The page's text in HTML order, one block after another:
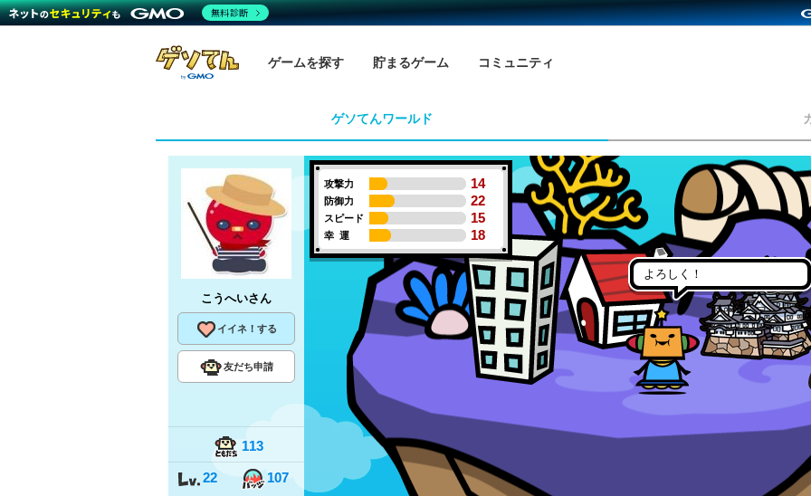
ゲームを探す 貯まるゲーム コミュニティ
ゲソてんワールド
こうへいさん
イイネ！する
友だち申請
113
22 107
攻撃力 14
防御力 22
スピード 15
幸 運 18
よろしく！
無料診断